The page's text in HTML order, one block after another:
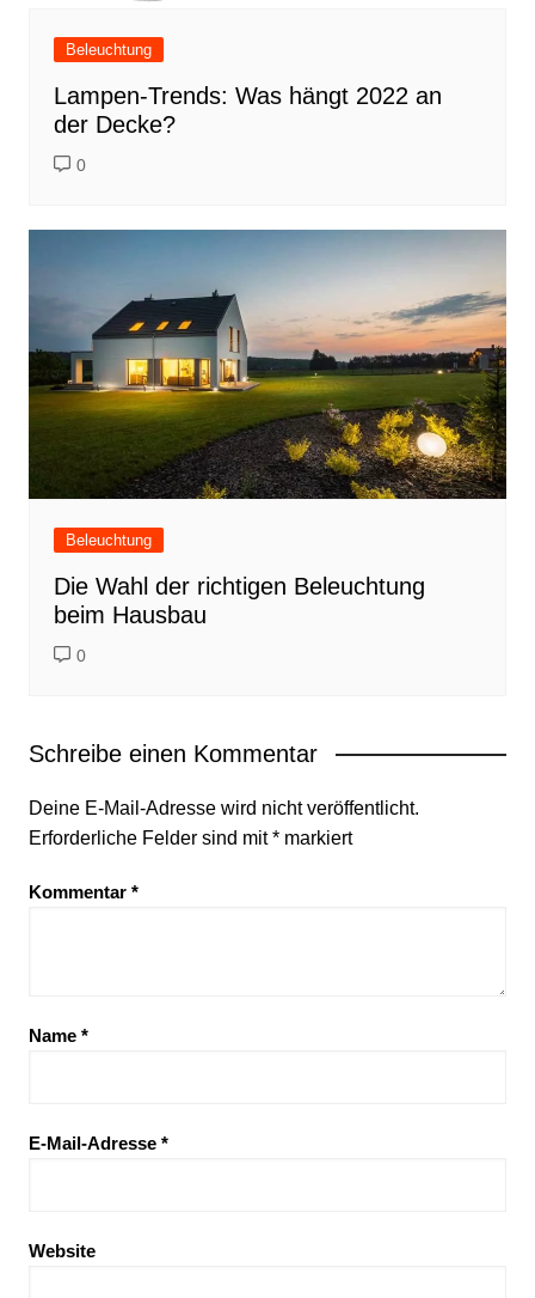
Beleuchtung
Lampen-Trends: Was hängt 2022 an
der Decke?
0
Beleuchtung
Die Wahl der richtigen Beleuchtung
beim Hausbau
0
Schreibe einen Kommentar
Deine E-Mail-Adresse wird nicht veröffentlicht.
Erforderliche Felder sind mit*markiert
Kommentar *
Name *
E-Mail-Adresse *
Website